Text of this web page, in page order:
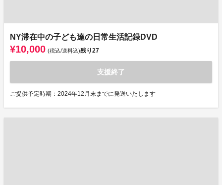
NY滞在中の子ども達の日常生活記録DVD
¥10,000 (税込/送料込)残り27
支援終了
ご提供予定時期：2024年12月末までに発送いたします